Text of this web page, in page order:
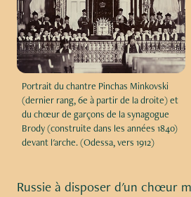
Portrait du chantre Pinchas Minkovski
(dernier rang, 6e à partir de la droite) et
du chœur de garçons de la synagogue
Brody (construite dans les années 1840)
devant l'arche. (Odessa, vers 1912)
Russie à disposer d'un chœur